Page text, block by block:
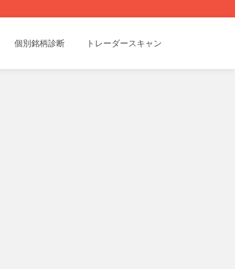
個別銘柄診断 トレーダースキャン